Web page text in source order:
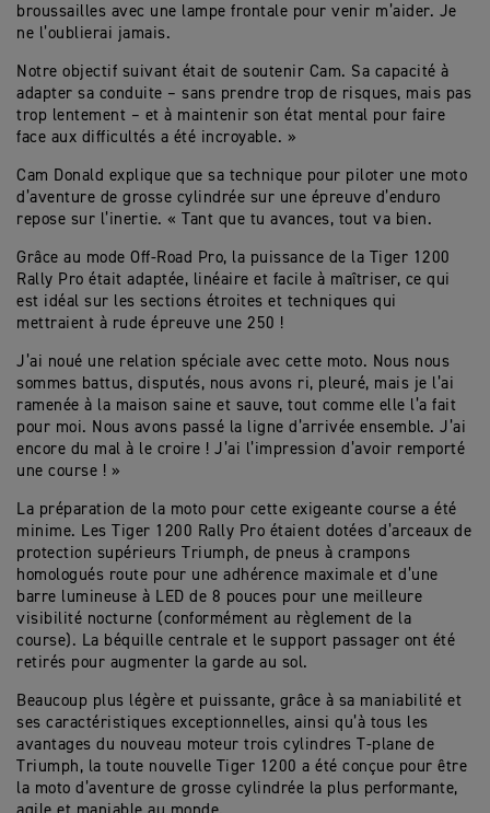
broussailles avec une lampe frontale pour venir m’aider. Je
ne l’oublierai jamais.
Notre objectif suivant était de soutenir Cam. Sa capacité à
adapter sa conduite – sans prendre trop de risques, mais pas
trop lentement – et à maintenir son état mental pour faire
face aux difficultés a été incroyable. »
Cam Donald explique que sa technique pour piloter une moto
d’aventure de grosse cylindrée sur une épreuve d’enduro
repose sur l’inertie. « Tant que tu avances, tout va bien.
Grâce au mode Off-Road Pro, la puissance de la Tiger 1200
Rally Pro était adaptée, linéaire et facile à maîtriser, ce qui
est idéal sur les sections étroites et techniques qui
mettraient à rude épreuve une 250 !
J’ai noué une relation spéciale avec cette moto. Nous nous
sommes battus, disputés, nous avons ri, pleuré, mais je l’ai
ramenée à la maison saine et sauve, tout comme elle l’a fait
pour moi. Nous avons passé la ligne d’arrivée ensemble. J’ai
encore du mal à le croire ! J’ai l’impression d’avoir remporté
une course ! »
La préparation de la moto pour cette exigeante course a été
minime. Les
Tiger 1200 Rally Pro étaient dotées d’arceaux de
protection supérieurs Triumph, de pneus à crampons
homologués route pour une adhérence maximale et d’une
barre lumineuse à LED de 8 pouces pour une meilleure
visibilité nocturne (conformément au règlement de la
course). La béquille centrale et le support passager ont été
retirés pour augmenter la garde au sol.
Beaucoup plus légère et puissante, grâce à sa maniabilité et
ses caractéristiques exceptionnelles, ainsi qu’à tous les
avantages du nouveau moteur trois cylindres T-plane de
Triumph, la toute nouvelle Tiger 1200 a été conçue pour être
la moto d’aventure de grosse cylindrée la plus performante,